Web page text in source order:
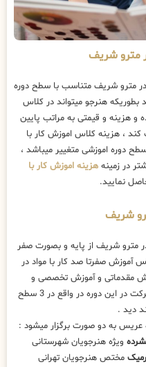
مترو شریف
مترو شریف متناسب با سطح دوره
هنرجو میتواند در کلاس
هزینه و قیمتی به مراتب پایین
، هزینه کلاس اموزش کار با
دوره اموزشی متغییر میباشد ،
در زمینه هزینه اموزش کار با
نمایید.
شریف
مترو شریف از پایه و بصورت صفر
آموزش صفرتا صد کار با مواد در
مقدماتی و آموزش تخصصی و
آموزش تکمیلی میشود که متقاضیان با شرکت در این دوره در واقع در 3 سطح
دید .
عریس به دو صورت برگزار میشود :
ویژه هنرجویان شهرستانی
مختص هنرجویان تهرانی